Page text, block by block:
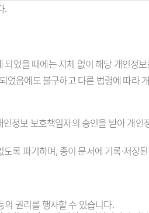
.
었을 때에는 지체 없이 해당 개인정
음에도 불구하고 다른 법령에 따라
정보 보호책임자의 승인을 받아 개
록 파기하며, 종이 문서에 기록·저
의 권리를 행사할 수 있습니다.